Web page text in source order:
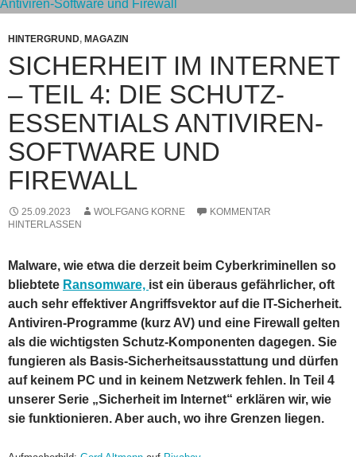
HINTERGRUND, MAGAZIN
SICHERHEIT IM INTERNET
– TEIL 4: DIE SCHUTZ-
ESSENTIALS ANTIVIREN-
SOFTWARE UND
FIREWALL
25.09.2023 WOLFGANG KORNE
KOMMENTAR
HINTERLASSEN
Malware, wie etwa die derzeit beim Cyberkriminellen so
bliebtete Ransomware, ist ein überaus gefährlicher, oft
auch sehr effektiver Angriffsvektor auf die IT-Sicherheit.
Antiviren-Programme (kurz AV) und eine Firewall gelten
als die wichtigsten Schutz-Komponenten dagegen. Sie
fungieren als Basis-Sicherheitsausstattung und dürfen
auf keinem PC und in keinem Netzwerk fehlen. In Teil 4
unserer Serie „Sicherheit im Internet“ erklären wir, wie
sie funktionieren. Aber auch, wo ihre Grenzen liegen.